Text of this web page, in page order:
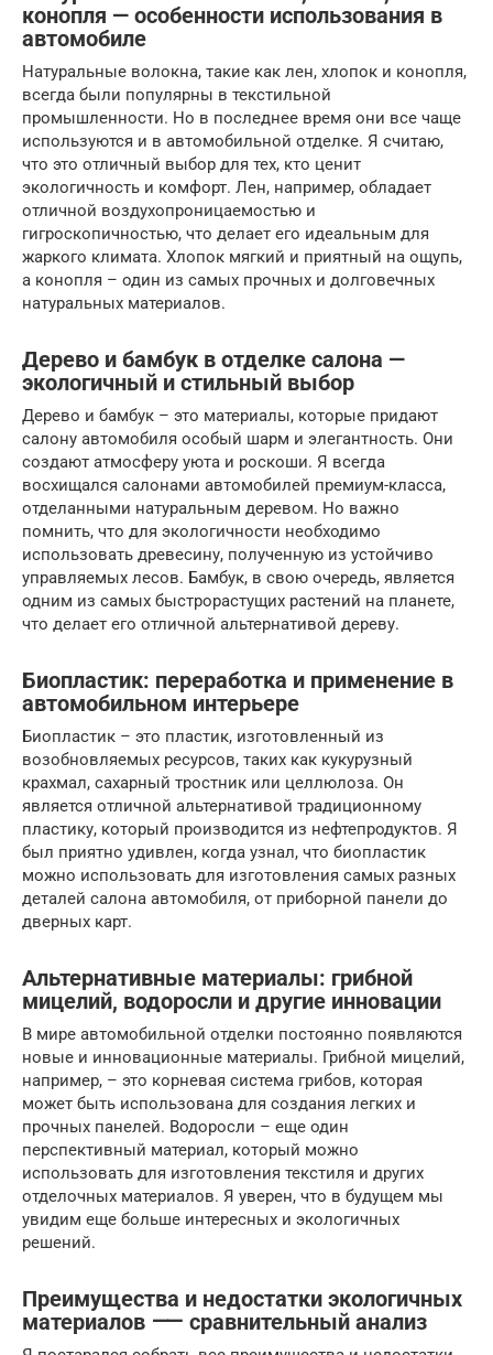
конопля — особенности использования в
автомобиле
Натуральные волокна, такие как лен, хлопок и конопля,
всегда были популярны в текстильной
промышленности. Но в последнее время они все чаще
используются и в автомобильной отделке. Я считаю,
что это отличный выбор для тех, кто ценит
экологичность и комфорт. Лен, например, обладает
отличной воздухопроницаемостью и
гигроскопичностью, что делает его идеальным для
жаркого климата. Хлопок мягкий и приятный на ощупь,
а конопля – один из самых прочных и долговечных
натуральных материалов.
Дерево и бамбук в отделке салона —
экологичный и стильный выбор
Дерево и бамбук – это материалы, которые придают
салону автомобиля особый шарм и элегантность. Они
создают атмосферу уюта и роскоши. Я всегда
восхищался салонами автомобилей премиум-класса,
отделанными натуральным деревом. Но важно
помнить, что для экологичности необходимо
использовать древесину, полученную из устойчиво
управляемых лесов. Бамбук, в свою очередь, является
одним из самых быстрорастущих растений на планете,
что делает его отличной альтернативой дереву.
Биопластик: переработка и применение в
автомобильном интерьере
Биопластик – это пластик, изготовленный из
возобновляемых ресурсов, таких как кукурузный
крахмал, сахарный тростник или целлюлоза. Он
является отличной альтернативой традиционному
пластику, который производится из нефтепродуктов. Я
был приятно удивлен, когда узнал, что биопластик
можно использовать для изготовления самых разных
деталей салона автомобиля, от приборной панели до
дверных карт.
Альтернативные материалы: грибной
мицелий, водоросли и другие инновации
В мире автомобильной отделки постоянно появляются
новые и инновационные материалы. Грибной мицелий,
например, – это корневая система грибов, которая
может быть использована для создания легких и
прочных панелей. Водоросли – еще один
перспективный материал, который можно
использовать для изготовления текстиля и других
отделочных материалов. Я уверен, что в будущем мы
увидим еще больше интересных и экологичных
решений.
Преимущества и недостатки экологичных
материалов ⸺ сравнительный анализ